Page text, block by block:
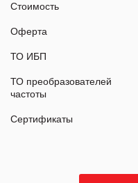
Стоимость
Оферта
ТО ИБП
ТО преобразователей
частоты
Сертификаты